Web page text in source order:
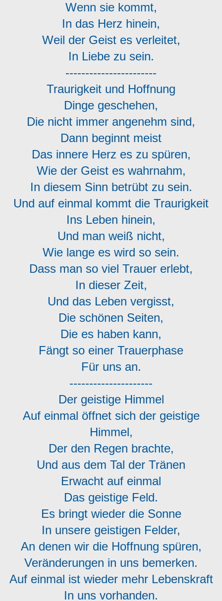
Wenn sie kommt,
In das Herz hinein,
Weil der Geist es verleitet,
In Liebe zu sein.
-----------------------
Traurigkeit und Hoffnung
Dinge geschehen,
Die nicht immer angenehm sind,
Dann beginnt meist
Das innere Herz es zu spüren,
Wie der Geist es wahrnahm,
In diesem Sinn betrübt zu sein.
Und auf einmal kommt die Traurigkeit
Ins Leben hinein,
Und man weiß nicht,
Wie lange es wird so sein.
Dass man so viel Trauer erlebt,
In dieser Zeit,
Und das Leben vergisst,
Die schönen Seiten,
Die es haben kann,
Fängt so einer Trauerphase
Für uns an.
---------------------
Der geistige Himmel
Auf einmal öffnet sich der geistige
Himmel,
Der den Regen brachte,
Und aus dem Tal der Tränen
Erwacht auf einmal
Das geistige Feld.
Es bringt wieder die Sonne
In unsere geistigen Felder,
An denen wir die Hoffnung spüren,
Veränderungen in uns bemerken.
Auf einmal ist wieder mehr Lebenskraft
In uns vorhanden.